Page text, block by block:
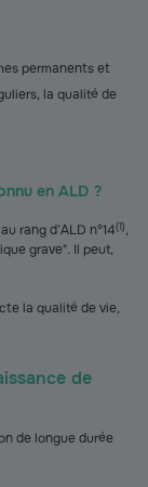
permanents et
la qualité de
en ALD ?
rang d’ALD n°14(1),
grave". Il peut,
la qualité de vie,
de
de longue durée